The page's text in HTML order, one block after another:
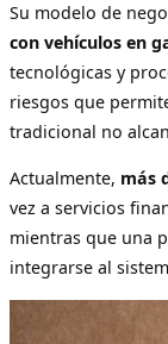
Su modelo de
con vehículos en
tecnológicas y
riesgos que
tradicional no
Actualmente, más
vez a servicios
mientras que una
integrarse al